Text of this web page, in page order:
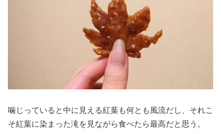
噛じっていると中に見える紅葉も何とも風流だし、それこ
そ紅葉に染まった滝を見ながら食べたら最高だと思う。